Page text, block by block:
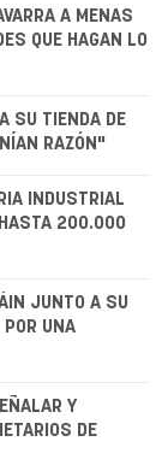
A MENAS
QUE HAGAN LO
SU TIENDA DE
RAZÓN"
INDUSTRIAL
HASTA 200.000
JUNTO A SU
UNA
Y
DE